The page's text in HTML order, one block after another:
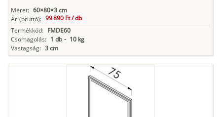
Méret: 60×80×3 cm
Ár (bruttó): 99 890 Ft /db
Termékkód: FMDE60
Csomagolás: 1 db - 10 kg
Vastagság: 3 cm